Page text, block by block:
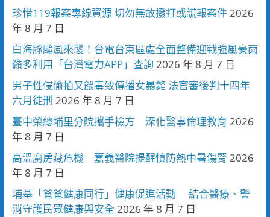
珍惜119報案專線資源 切勿無故撥打或謊報案件2026
年 8 月 7 日
白海豚颱風來襲！台電台東區處全面整備迎戰強風豪雨
籲多利用「台灣電力APP」查詢 2026 年 8 月 7 日
男子性侵偷拍又餵毒致傳播女暴斃 法官審後判十四年
六月徒刑 2026 年 8 月 7 日
臺中榮總埔里分院攜手檢方 深化醫事倫理教育 2026
年 8 月 7 日
高溫廚房藏危機 嘉義醫院提醒慎防熱中暑傷腎 2026
年 8 月 7 日
埔基「爸爸健康同行」健康促進活動 結合醫療、警
消守護民眾健康與安全 2026 年 8 月 7 日